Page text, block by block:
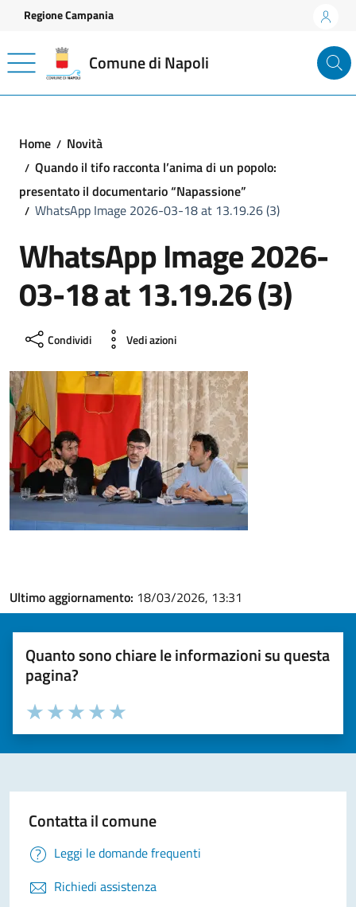
Vai ai contenuti
Vai al footer
Regione Campania
Comune di Napoli
Home
Novità
Quando il tifo racconta l’anima di un popolo:
presentato il documentario “Napassione”
WhatsApp Image 2026-03-18 at 13.19.26 (3)
WhatsApp Image 2026-
03-18 at 13.19.26 (3)
Condividi Vedi azioni
Ultimo aggiornamento: 18/03/2026, 13:31
Quanto sono chiare le informazioni su questa
pagina?
Valuta la chiarezza delle informazioni (da 1 a 5 stelle)
Seleziona il numero di stelle per valutare la chiarezza delle
Valuta 5 stelle su 5
Valuta 4 stelle su 5
Valuta 3 stelle su 5
Valuta 2 stelle su 5
Valuta 1 stelle su 5
Contatta il comune
Leggi le domande frequenti
Richiedi assistenza